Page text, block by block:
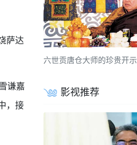
萨达
谦嘉
，接
六世贡唐仓大师的珍贵开示
影视推荐